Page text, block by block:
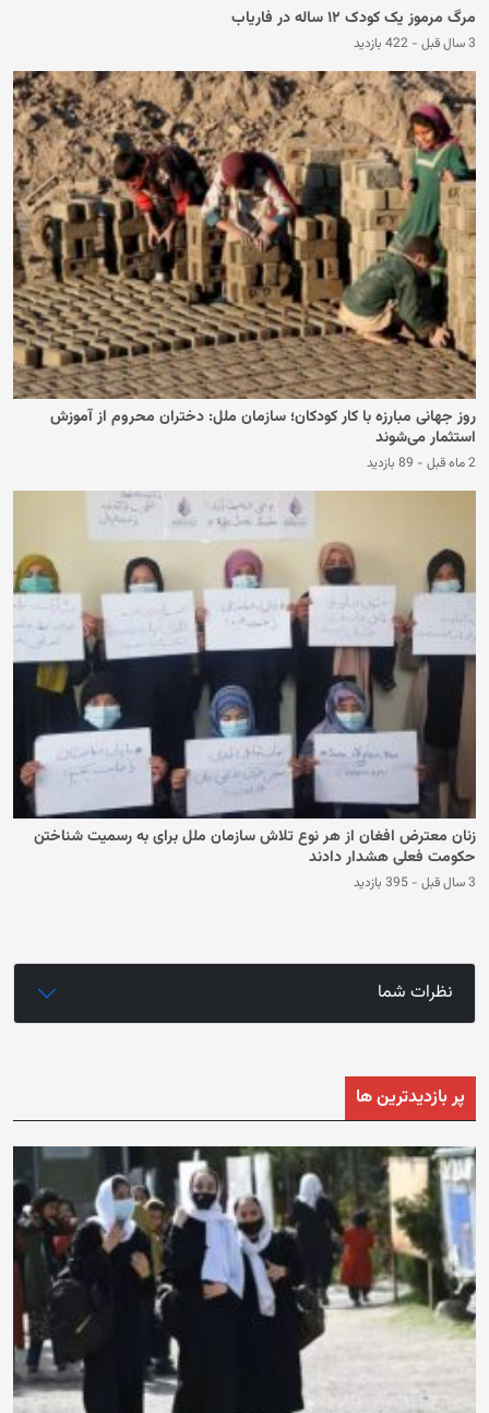
مرگ مرموز یک کودک ۱۲ ساله در فاریاب
3 سال قبل - 422 بازدید
روز جهانی مبارزه با کار کودکان؛ سازمان ملل: دختران محروم از آموزش
استثمار می‌شوند
2 ماه قبل - 89 بازدید
زنان معترض افغان از هر نوع تلاش سازمان ملل برای به رسمیت شناختن
حکومت فعلی هشدار دادند
3 سال قبل - 395 بازدید
نظرات شما
پر بازدیدترین ها